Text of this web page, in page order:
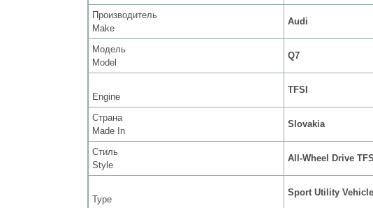
Производитель
Make
Audi
Модель
Model
Q7
Engine
TFSI
Страна
Made In
Slovakia
Стиль
Style
All-Wheel Drive TFSI
Type
Sport Utility Vehicle